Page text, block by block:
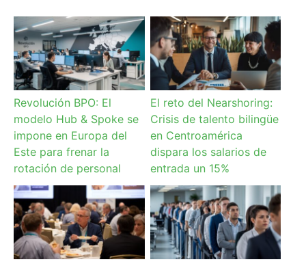
Revolución BPO: El
modelo Hub & Spoke se
impone en Europa del
Este para frenar la
rotación de personal
El reto del Nearshoring:
Crisis de talento bilingüe
en Centroamérica
dispara los salarios de
entrada un 15%